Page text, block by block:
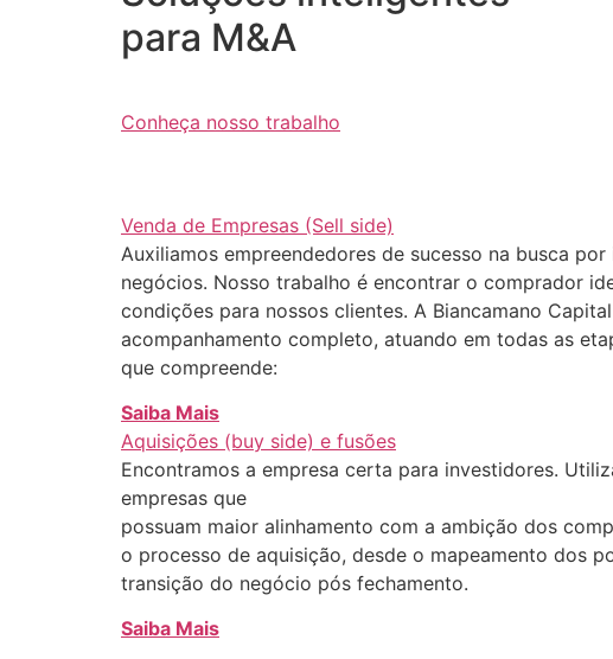
para M&A
Conheça nosso trabalho
Venda de Empresas (Sell side)
Auxiliamos empreendedores de sucesso na busca
negócios. Nosso trabalho é encontrar o comprador
condições para nossos clientes. A Biancamano
acompanhamento completo, atuando em todas as
que compreende:
Saiba Mais
Aquisições (buy side) e fusões
Encontramos a empresa certa para investidores.
empresas que
possuam maior alinhamento com a ambição dos
o processo de aquisição, desde o mapeamento dos
transição do negócio pós fechamento.
Saiba Mais